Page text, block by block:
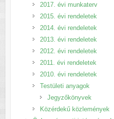
2017. évi munkaterv
2015. évi rendeletek
2014. évi rendeletek
2013. évi rendeletek
2012. évi rendeletek
2011. évi rendeletek
2010. évi rendeletek
Testületi anyagok
Jegyzőkönyvek
Közérdekű közlemények